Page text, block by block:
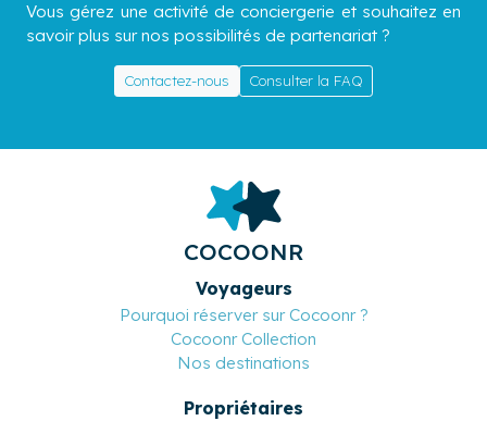
Vous gérez une activité de conciergerie et souhaitez en
savoir plus sur nos possibilités de partenariat ?
Contactez-nous Consulter la FAQ
COCOONR
Voyageurs
Pourquoi réserver sur Cocoonr ?
Cocoonr Collection
Nos destinations
Propriétaires